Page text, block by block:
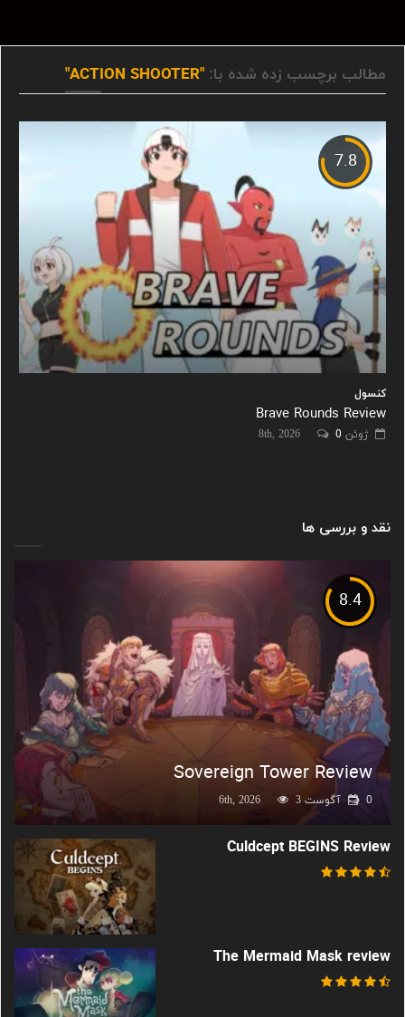
مطالب برچسب زده شده با: "ACTION SHOOTER"
7.8
کنسول
Brave Rounds Review
ژوئن 8th, 2026 0
نقد و بررسی ها
8.4
Sovereign Tower Review
آگوست 6th, 2026 3 0
Culdcept BEGINS Review
The Mermaid Mask review